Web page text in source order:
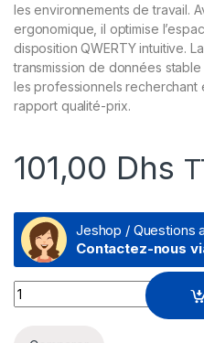
les environnements de travail.
ergonomique, il optimise
disposition QWERTY intuitive.
transmission de données
les professionnels recherchant
rapport qualité-prix.
101,00 Dhs
Jeshop / Questions
Contactez-nous
Clavier filaire Rapoo NK1900